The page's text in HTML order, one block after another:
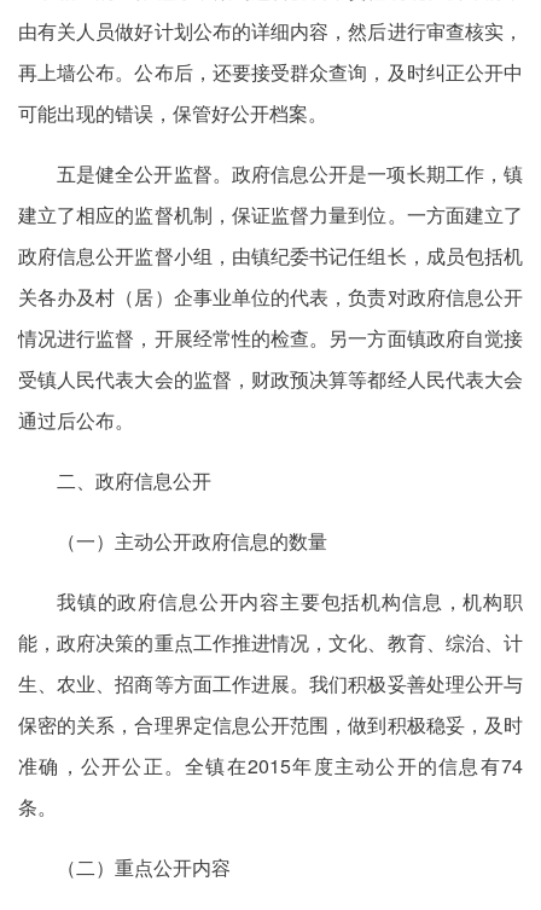
由有关人员做好计划公布的详细内容，然后进行审查核实，
再上墙公布。公布后，还要接受群众查询，及时纠正公开中
可能出现的错误，保管好公开档案。
五是健全公开监督。政府信息公开是一项长期工作，镇
建立了相应的监督机制，保证监督力量到位。一方面建立了
政府信息公开监督小组，由镇纪委书记任组长，成员包括机
关各办及村（居）企事业单位的代表，负责对政府信息公开
情况进行监督，开展经常性的检查。另一方面镇政府自觉接
受镇人民代表大会的监督，财政预决算等都经人民代表大会
通过后公布。
二、政府信息公开
（一）主动公开政府信息的数量
我镇的政府信息公开内容主要包括机构信息，机构职
能，政府决策的重点工作推进情况，文化、教育、综治、计
生、农业、招商等方面工作进展。我们积极妥善处理公开与
保密的关系，合理界定信息公开范围，做到积极稳妥，及时
准确，公开公正。全镇在2015年度主动公开的信息有74
条。
（二）重点公开内容